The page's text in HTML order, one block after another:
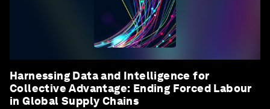
Harnessing Data and Intelligence for
Collective Advantage: Ending Forced Labour
in Global Supply Chains